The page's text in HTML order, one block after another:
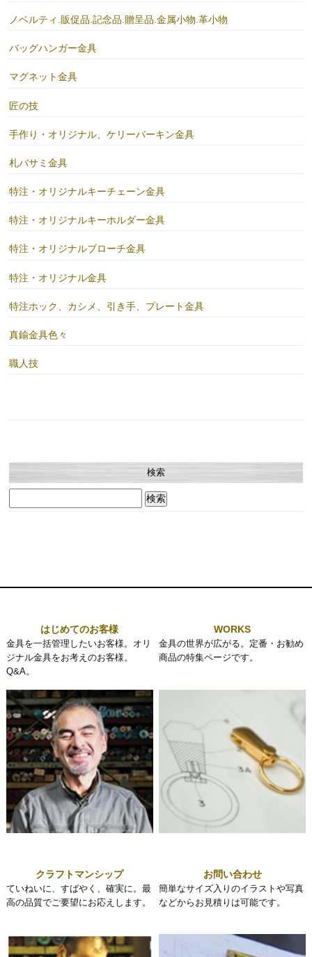
ノベルティ.販促品.記念品.贈呈品.金属小物.革小物
バッグハンガー金具
マグネット金具
匠の技
手作り・オリジナル、ケリーバーキン金具
札バサミ金具
特注・オリジナルキーチェーン金具
特注・オリジナルキーホルダー金具
特注・オリジナルブローチ金具
特注・オリジナル金具
特注ホック、カシメ、引き手、プレート金具
真鍮金具色々
職人技
検索
索:
はじめてのお客様
金具を一括管理したいお客様。オリ
ジナル金具をお考えのお客様。
Q&A。
WORKS
金具の世界が広がる。定番・お勧め
商品の特集ページです。
クラフトマンシップ
ていねいに、すばやく、確実に。最
高の品質でご要望にお応えします。
お問い合わせ
簡単なサイズ入りのイラストや写真
などからお見積りは可能です。